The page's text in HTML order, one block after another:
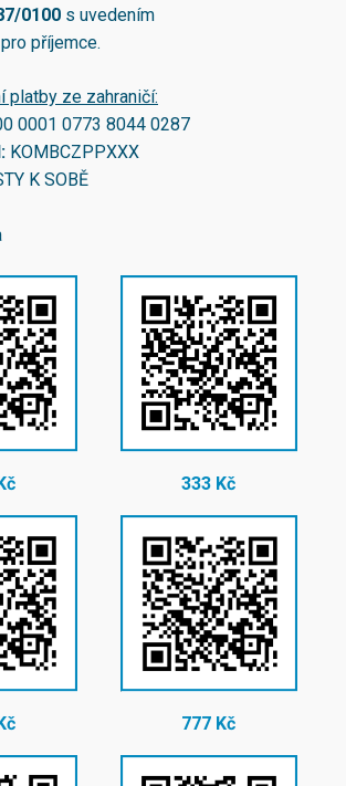
0100 s uvedením
příjemce.
platby ze zahraničí:
0001 0773 8044 0287
KOMBCZPPXXX
K SOBĚ
333 Kč
777 Kč